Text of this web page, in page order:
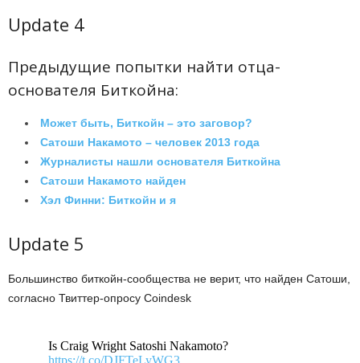
Update 4
Предыдущие попытки найти отца-
основателя Биткойна:
Может быть, Биткойн – это заговор?
Сатоши Накамото – человек 2013 года
Журналисты нашли основателя Биткойна
Сатоши Накамото найден
Хэл Финни: Биткойн и я
Update 5
Большинство биткойн-сообщества не верит, что найден Сатоши,
согласно Твиттер-опросу Coindesk
Is Craig Wright Satoshi Nakamoto?